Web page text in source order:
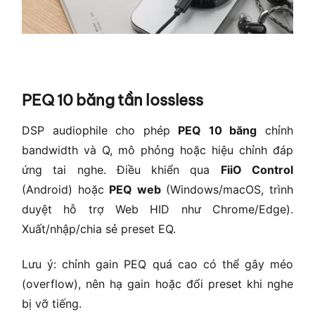
PEQ 10 băng tần lossless
DSP audiophile cho phép PEQ 10 băng chỉnh
bandwidth và Q, mô phỏng hoặc hiệu chỉnh đáp
ứng tai nghe. Điều khiển qua FiiO Control
(Android) hoặc PEQ web(Windows/macOS, trình
duyệt hỗ trợ Web HID như Chrome/Edge).
Xuất/nhập/chia sẻ preset EQ.
Lưu ý: chỉnh gain PEQ quá cao có thể gây méo
(overflow), nên hạ gain hoặc đổi preset khi nghe
bị vỡ tiếng.